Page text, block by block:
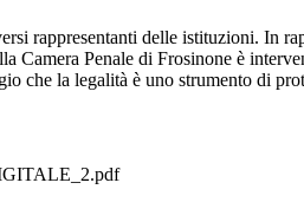
rappresentanti delle istituzioni. In
Camera Penale di Frosinone è
che la legalità è uno strumento di